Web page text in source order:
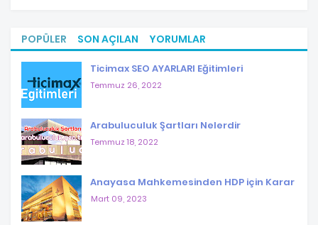
POPÜLER SON AÇILAN YORUMLAR
Ticimax SEO AYARLARI Eğitimleri
Temmuz 26, 2022
Arabuluculuk Şartları Nelerdir
Temmuz 18, 2022
Anayasa Mahkemesinden HDP için Karar
Mart 09, 2023